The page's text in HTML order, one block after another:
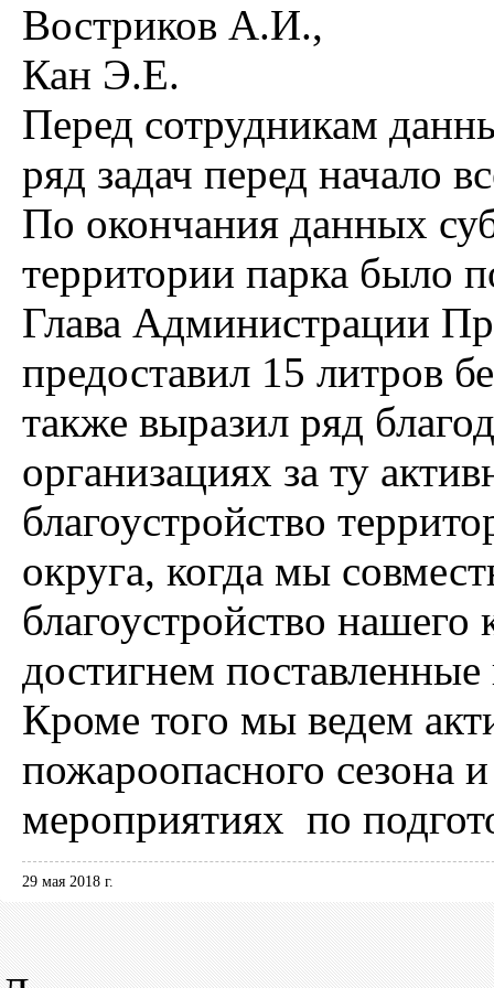
Востриков А.И.,
Кан Э.Е.
Перед сотрудникам
ряд задач перед начало
По окончания данных
территории парка было
Глава Администрации
предоставил 15 литров
также выразил ряд
организациях за ту
благоустройство
округа, когда мы
благоустройство
достигнем
Кроме того мы ведем
пожароопасного сезона
мероприятиях по
29 мая 2018 г.